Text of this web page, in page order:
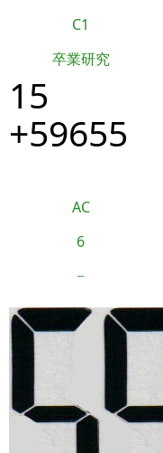
C1
卒業研究
15
+59655
AC
6
−